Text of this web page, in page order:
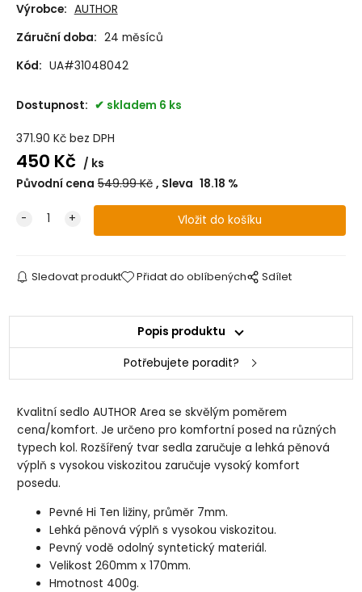
Výrobce: AUTHOR
Záruční doba: 24 měsíců
Kód: UA#31048042
Dostupnost: skladem 6 ks
371.90 Kč bez DPH
450 Kč
ks
Původní cena 549.99Kč Sleva 18.18 %
Sledovat produkt Přidat do oblíbených Sdílet
Popis produktu
Potřebujete poradit?
Kvalitní sedlo AUTHOR Area se skvělým poměrem
cena/komfort. Je určeno pro komfortní posed na různých
typech kol. Rozšířený tvar sedla zaručuje a lehká pěnová
výplň s vysokou viskozitou zaručuje vysoký komfort
posedu.
Pevné Hi Ten ližiny, průměr 7mm.
Lehká pěnová výplň s vysokou viskozitou.
Pevný vodě odolný syntetický materiál.
Velikost 260mm x 170mm.
Hmotnost 400g.